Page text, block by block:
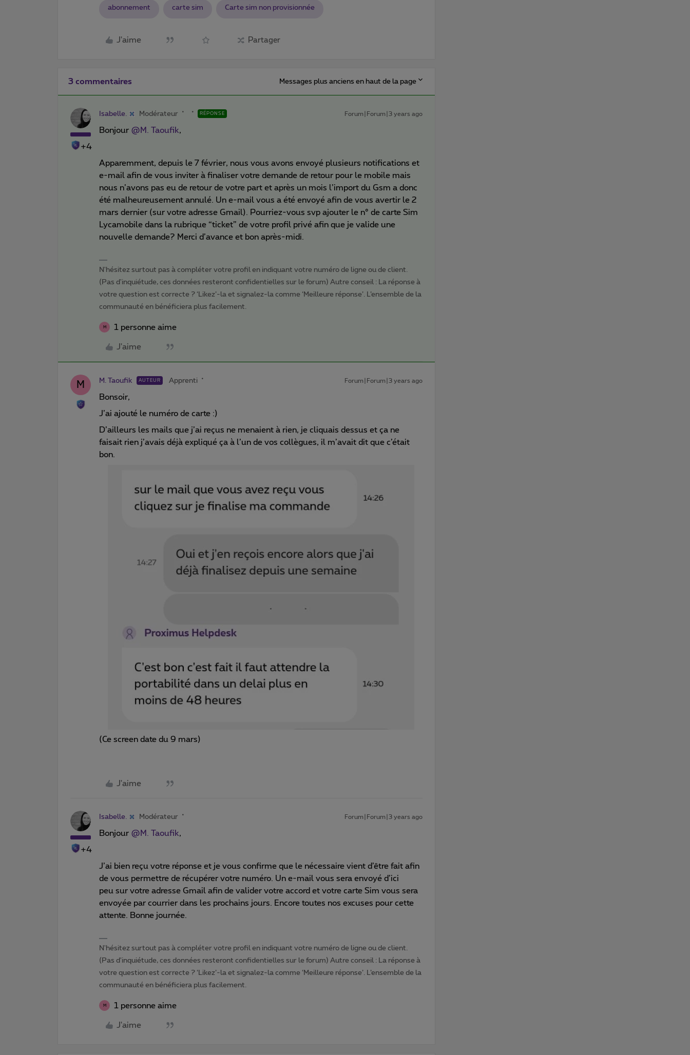
abonnement carte sim Carte sim non provisionnée
J'aime Partager
3 commentaires Messages plus anciens en haut de la page
+4
Isabelle. Modérateur RÉPONSE Forum|Forum|3 years ago
Bonjour @M. Taoufik,
Apparemment, depuis le 7 février, nous vous avons envoyé plusieurs notifications et
e-mail afin de vous inviter à finaliser votre demande de retour pour le mobile mais
nous n’avons pas eu de retour de votre part et après un mois l’import du Gsm a donc
été malheureusement annulé. Un e-mail vous a été envoyé afin de vous avertir le 2
mars dernier (sur votre adresse Gmail). Pourriez-vous svp ajouter le n° de carte Sim
Lycamobile dans la rubrique “ticket” de votre profil privé afin que je valide une
nouvelle demande? Merci d’avance et bon après-midi.
N'hésitez surtout pas à compléter votre profil en indiquant votre numéro de ligne ou de client.
(Pas d'inquiétude, ces données resteront confidentielles sur le forum) Autre conseil : La réponse à
votre question est correcte ? ‘Likez’-la et signalez-la comme ‘Meilleure réponse’. L’ensemble de la
communauté en bénéficiera plus facilement.
M 1 personne aime
J'aime
M M. Taoufik AUTEUR Apprenti Forum|Forum|3 years ago
Bonsoir,
J’ai ajouté le numéro de carte :)
D’ailleurs les mails que j’ai reçus ne menaient à rien, je cliquais dessus et ça ne
faisait rien j’avais déjà expliqué ça à l’un de vos collègues, il m’avait dit que c’était
bon.
(Ce screen date du 9 mars)
J'aime
+4
Isabelle. Modérateur Forum|Forum|3 years ago
Bonjour @M. Taoufik,
J’ai bien reçu votre réponse et je vous confirme que le nécessaire vient d’être fait afin
de vous permettre de récupérer votre numéro. Un e-mail vous sera envoyé d’ici
peu sur votre adresse Gmail afin de valider votre accord et votre carte Sim vous sera
envoyée par courrier dans les prochains jours. Encore toutes nos excuses pour cette
attente. Bonne journée.
N'hésitez surtout pas à compléter votre profil en indiquant votre numéro de ligne ou de client.
(Pas d'inquiétude, ces données resteront confidentielles sur le forum) Autre conseil : La réponse à
votre question est correcte ? ‘Likez’-la et signalez-la comme ‘Meilleure réponse’. L’ensemble de la
communauté en bénéficiera plus facilement.
M 1 personne aime
J'aime